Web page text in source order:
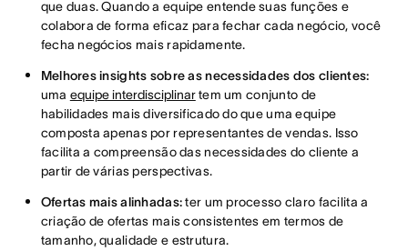
que duas. Quando a equipe entende suas funções e
colabora de forma eficaz para fechar cada negócio, você
fecha negócios mais rapidamente.
Melhores insights sobre as necessidades dos clientes:
uma equipe interdisciplinartem um conjunto de
habilidades mais diversificado do que uma equipe
composta apenas por representantes de vendas. Isso
facilita a compreensão das necessidades do cliente a
partir de várias perspectivas.
Ofertas mais alinhadas:ter um processo claro facilita a
criação de ofertas mais consistentes em termos de
tamanho, qualidade e estrutura.